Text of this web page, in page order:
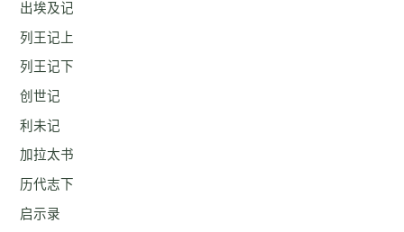
出埃及记
列王记上
列王记下
创世记
利未记
加拉太书
历代志下
启示录